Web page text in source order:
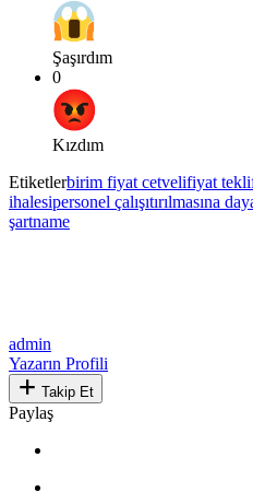
Şaşırdım
0
Kızdım
Etiketlerbirim fiyat cetvelifiyat
ihalesipersonel çalışıtırılmasına
şartname
admin
Yazarın Profili
Takip Et
Paylaş